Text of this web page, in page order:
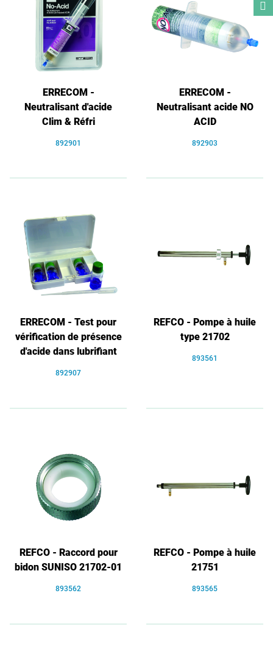
ERRECOM -
Neutralisant d'acide
Clim & Réfri
892901
ERRECOM -
Neutralisant acide NO
ACID
892903
ERRECOM - Test pour
vérification de présence
d'acide dans lubrifiant
892907
REFCO - Pompe à huile
type 21702
893561
REFCO - Raccord pour
bidon SUNISO 21702-01
893562
REFCO - Pompe à huile
21751
893565